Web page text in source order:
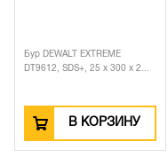
Бур DEWALT EXTREME
DT9612, SDS+, 25 x 300 x 2...
В КОРЗИНУ